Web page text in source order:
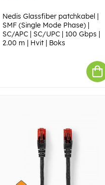
Nedis Glassfiber patchkabel |
SMF (Single Mode Phase) |
SC/APC | SC/UPC | 100 Gbps |
2.00 m | Hvit | Boks